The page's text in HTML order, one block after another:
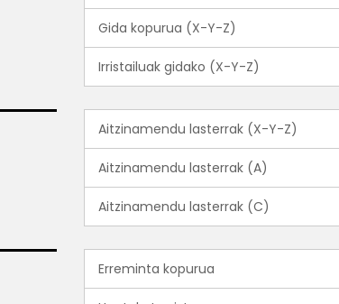
Gida kopurua (X-Y-Z)
Irristailuak gidako (X-Y-Z)
Aitzinamendu lasterrak (X-Y-Z)
Aitzinamendu lasterrak (A)
Aitzinamendu lasterrak (C)
Erreminta kopurua